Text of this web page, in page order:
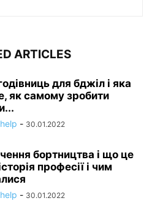
ARTICLES
для бджіл і яка
як самому зробити
- 30.01.2022
бортництва і що це
професії і чим
- 30.01.2022